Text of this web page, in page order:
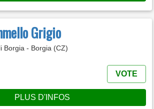
Grigio
Borgia - Borgia (CZ)
VOTE
PLUS D'INFOS